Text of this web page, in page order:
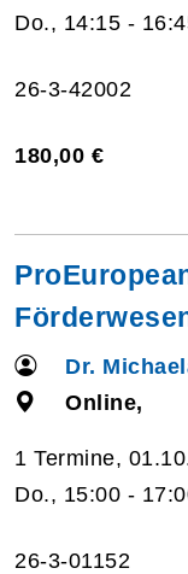
Do., 14:15 -
26-3-42002
180,00 €
Dr.
Online,
1 Termine,
Do., 15:00 -
26-3-01152